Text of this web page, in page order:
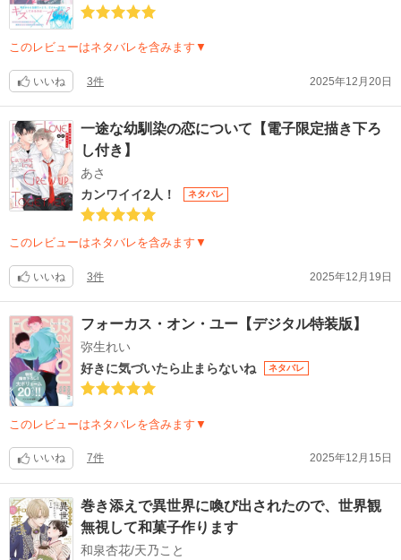
このレビューはネタバレを含みます▼
いいね 3件 2025年12月20日
一途な幼馴染の恋について【電子限定描き下ろ
し付き】
あさ
カンワイイ2人！
ネタバレ
このレビューはネタバレを含みます▼
いいね 3件 2025年12月19日
フォーカス・オン・ユー【デジタル特装版】
弥生れい
好きに気づいたら止まらないね
ネタバレ
このレビューはネタバレを含みます▼
いいね 7件 2025年12月15日
巻き添えで異世界に喚び出されたので、世界観
無視して和菓子作ります
和泉杏花/天乃こと